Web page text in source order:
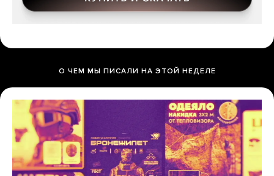
О ЧЕМ МЫ ПИСАЛИ НА ЭТОЙ НЕДЕЛЕ